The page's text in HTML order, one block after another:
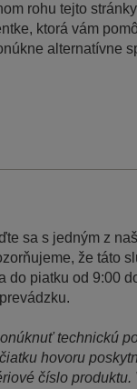
rohu tejto
ktorá vám
alternatívne
sa s jedným z
že táto
do piatku od 9:00
technickú
hovoru
číslo produktu.